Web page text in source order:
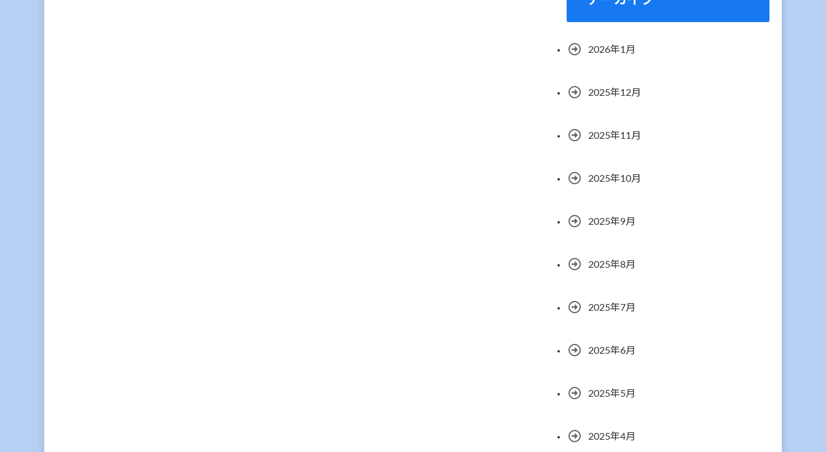
2026年1月
2025年12月
2025年11月
2025年10月
2025年9月
2025年8月
2025年7月
2025年6月
2025年5月
2025年4月